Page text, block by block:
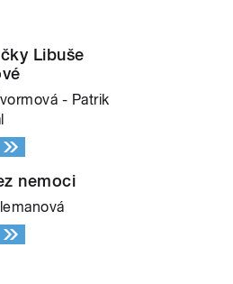
Libuše
- Patrik
nemoci